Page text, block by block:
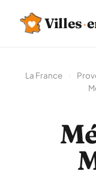
Villes·
La France